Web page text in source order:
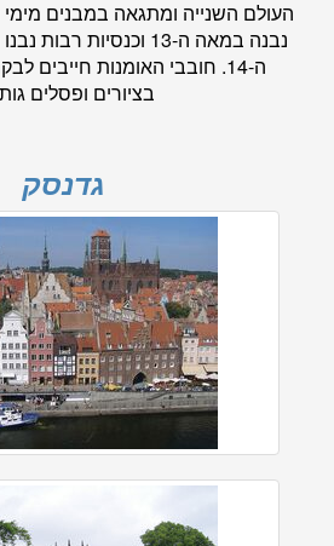
העולם השנייה ומתגאה במבנים מימי
נבנה במאה ה-13
ה-14. חובבי האומנות חייבים
בציורים ופסלים
גדנסק